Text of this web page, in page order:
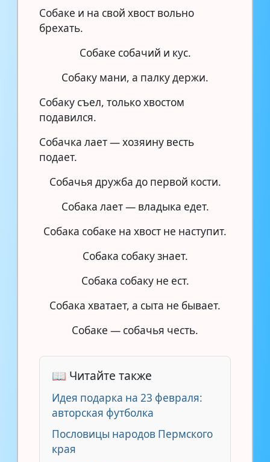
Собаке и на свой хвост вольно
брехать.
Собаке собачий и кус.
Собаку мани, а палку держи.
Собаку съел, только хвостом
подавился.
Собачка лает — хозяину весть
подает.
Собачья дружба до первой кости.
Собака лает — владыка едет.
Собака собаке на хвост не наступит.
Собака собаку знает.
Собака собаку не ест.
Собака хватает, а сыта не бывает.
Собаке — собачья честь.
📖 Читайте также
Идея подарка на 23 февраля:
авторская футболка
Пословицы народов Пермского
края